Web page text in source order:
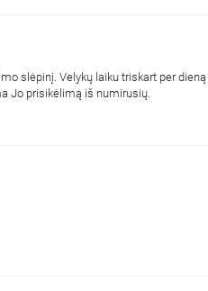
slėpinį. Velykų laiku triskart per
Jo prisikėlimą iš numirusių.